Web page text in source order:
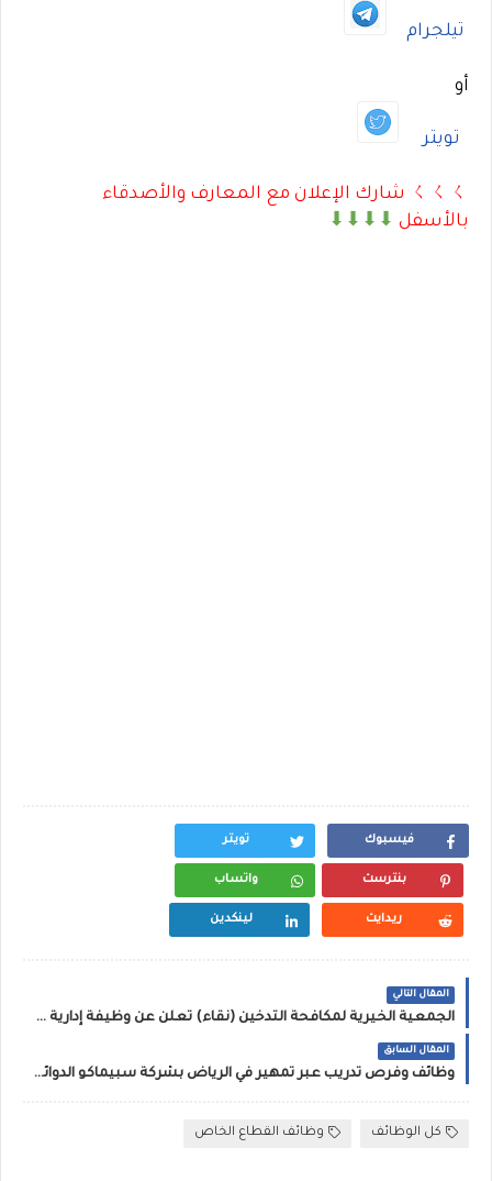
تيلجرام
أو
تويتر
ㄑㄑㄑ شارك الإعلان مع المعارف والأصدقاء
بالأسفل ⬇⬇⬇⬇
فيسبوك تويتر
بنترست واتساب
ريدايت لينكدين
المقال التالي
الجمعية الخيرية لمكافحة التدخين (نقاء) تعلن عن وظيفة إدارية بمجال السكرتارية بالرياض
المقال السابق
وظائف وفرص تدريب عبر تمهير في الرياض بشركة سبيماكو الدوائية
كل الوظائف وظائف القطاع الخاص